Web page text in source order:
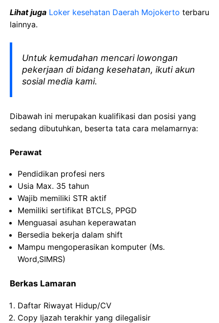
Lihat juga Loker kesehatan Daerah Mojokerto terbaru
lainnya.
Untuk kemudahan mencari lowongan
pekerjaan di bidang kesehatan, ikuti akun
sosial media kami.
Dibawah ini merupakan kualifikasi dan posisi yang
sedang dibutuhkan, beserta tata cara melamarnya:
Perawat
Pendidikan profesi ners
Usia Max. 35 tahun
Wajib memiliki STR aktif
Memiliki sertifikat BTCLS, PPGD
Menguasai asuhan keperawatan
Bersedia bekerja dalam shift
Mampu mengoperasikan komputer (Ms.
Word,SIMRS)
Berkas Lamaran
Daftar Riwayat Hidup/CV
Copy ljazah terakhir yang dilegalisir